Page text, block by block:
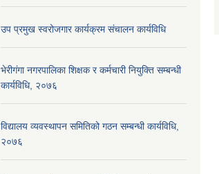
उप प्रमुख स्वरोजगार कार्यक्रम संचालन कार्यविधि
भेरीगंगा नगरपालिका शिक्षक र कर्मचारी नियुक्ति सम्बन्धी
कार्यविधि, २०७६
विद्यालय व्यवस्थापन समितिको गठन सम्बन्धी कार्यविधि,
२०७६